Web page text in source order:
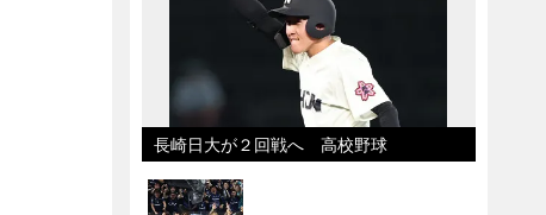
長崎日大が２回戦へ 高校野球